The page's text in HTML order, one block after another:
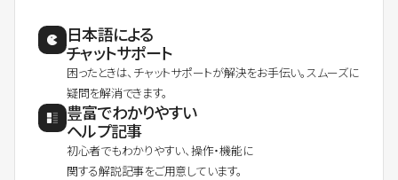
日本語による
チャットサポート
困ったときは、チャットサポートが解決をお手伝い。スムーズに
疑問を解消できます。
豊富でわかりやすい
ヘルプ記事
初心者でもわかりやすい、操作・機能に
関する解説記事をご用意しています。